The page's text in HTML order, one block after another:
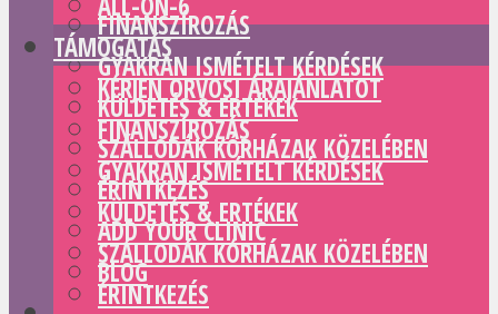
FINANSZÍROZÁS
GYAKRAN ISMÉTELT KÉRDÉSEK
KÜLDETÉS & ERTÉKEK
SZÁLLODÁK KÓRHÁZAK KÖZELÉBEN
ÉRINTKEZÉS
ADD YOUR CLINIC
BLOG
TÁMOGATÁS
KÉRJEN ORVOSI ÁRAJÁNLATOT
FINANSZÍROZÁS
GYAKRAN ISMÉTELT KÉRDÉSEK
KÜLDETÉS & ERTÉKEK
SZÁLLODÁK KÓRHÁZAK KÖZELÉBEN
ÉRINTKEZÉS